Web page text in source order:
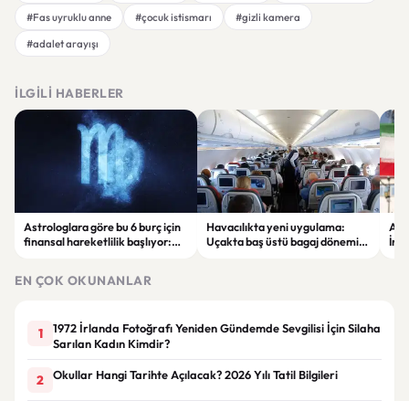
#Fas uyruklu anne
#çocuk istismarı
#gizli kamera
#adalet arayışı
İLGILI HABERLER
Astrologlara göre bu 6 burç için
finansal hareketlilik başlıyor:
Havacılıkta yeni uygulama:
Uçakta baş üstü bagaj dönemi
EN ÇOK OKUNANLAR
1
1972 İrlanda Fotoğrafı Yeniden Gündemde Sevgilisi İçin Silaha
Sarılan Kadın Kimdir?
2 Okullar Hangi Tarihte Açılacak? 2026 Yılı Tatil Bilgileri